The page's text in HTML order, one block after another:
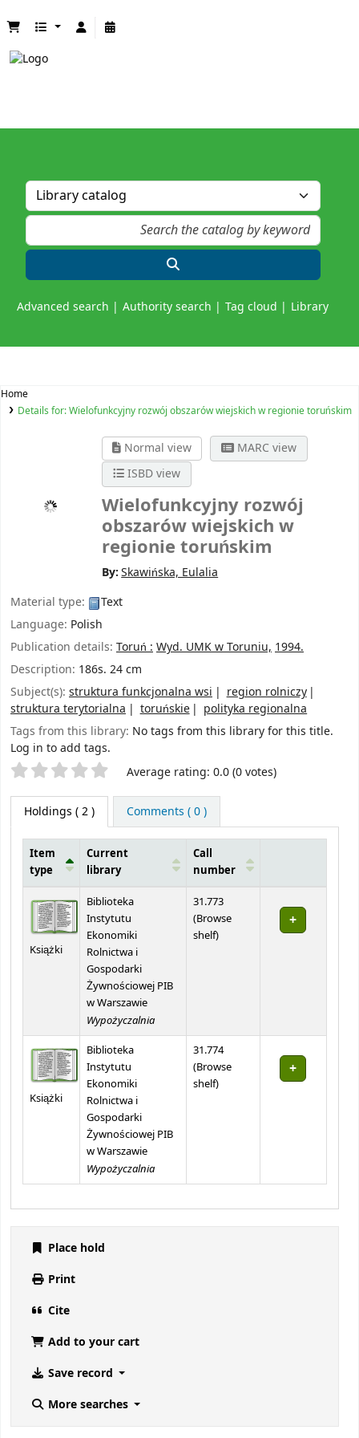
Advanced search Authority search Tag cloud Library
Home
Details for:Wielofunkcyjny rozwój obszarów wiejskich w regionie toruńskim
Normal view
MARC view
ISBD view
Wielofunkcyjny rozwój
obszarów wiejskich w
regionie toruńskim
By:Skawińska, Eulalia
Material type:
Text
Language: Polish
Publication details: Toruń :Wyd. UMK w Toruniu,1994.
Description: 186s. 24 cm
Subject(s): struktura funkcjonalna wsi
region rolniczy
struktura terytorialna
toruńskie
polityka regionalna
Tags from this library: No tags from this library for this title.
Log in to add tags.
Star ratings Average rating: 0.0 (0 votes)
Holdings ( 2 ) Comments ( 0 )
Item
type
Current
library
Call
number
Książki
Biblioteka
Instytutu
Ekonomiki
Rolnictwa i
Gospodarki
Żywnościowej PIB
w Warszawie
Wypożyczalnia
31.773
(Browse
shelf(Opens below)
)
Książki
Biblioteka
Instytutu
Ekonomiki
Rolnictwa i
Gospodarki
Żywnościowej PIB
w Warszawie
Wypożyczalnia
31.774
(Browse
shelf(Opens below)
)
Place hold
Print
Cite
Add to your cart
Save record
More searches